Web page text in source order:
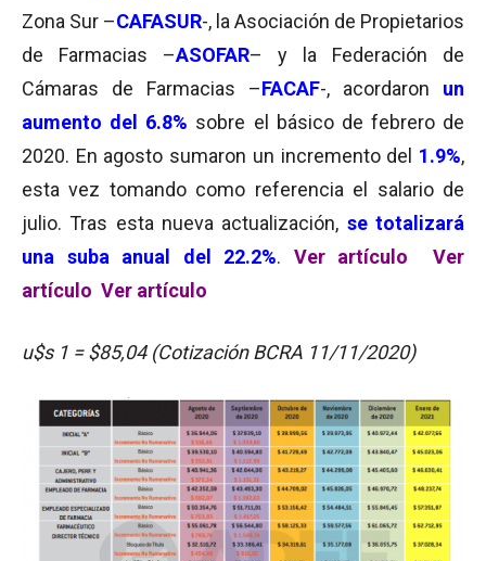
Zona Sur –CAFASUR-, la Asociación de Propietarios
de Farmacias –ASOFAR– y la Federación de
Cámaras de Farmacias –FACAF-, acordaron un
aumento del 6.8% sobre el básico de febrero de
2020. En agosto sumaron un incremento del 1.9%,
esta vez tomando como referencia el salario de
julio. Tras esta nueva actualización, se totalizará
una suba anual del 22.2%. Ver artículo
Ver
artículo Ver artículo
u$s 1 = $85,04 (Cotización BCRA 11/11/2020)